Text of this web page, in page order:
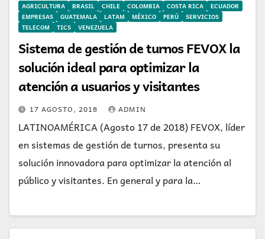
AGRICULTURA BRASIL CHILE COLOMBIA COSTA RICA
ECUADOR
EMPRESAS
GUATEMALA LATAM MÉXICO PERÚ
SERVICIOS
TELECOM
TICS VENEZUELA
Sistema de gestión de turnos FEVOX la
solución ideal para optimizar la
atención a usuarios y visitantes
17 AGOSTO, 2018 ADMIN
LATINOAMÉRICA (Agosto 17 de 2018) FEVOX, líder
en sistemas de gestión de turnos, presenta su
solución innovadora para optimizar la atención al
público y visitantes. En general y para la…